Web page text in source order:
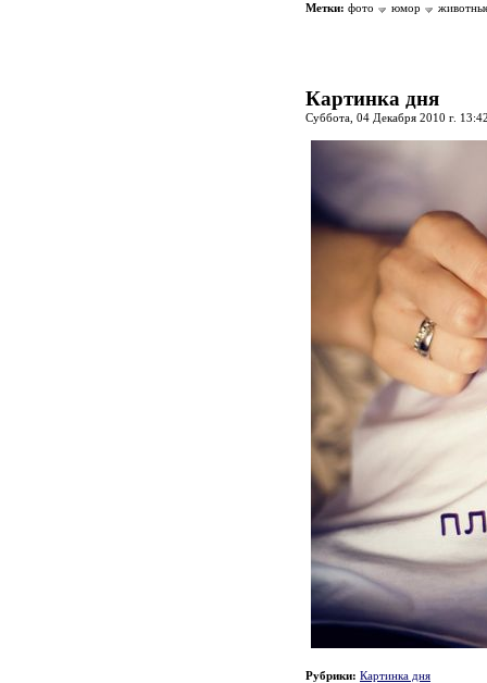
Метки: фото юмор
Картинка дня
Суббота, 04 Декабря 2010 г.
Рубрики: Картинка дня